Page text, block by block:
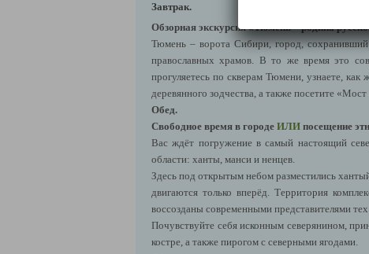
Завтрак.
Обзорная экскурсия «Тюмень – родина
Тюмень – ворота Сибири, город, сохранивший
православных храмов. В то же время это
прогуляетесь по скверам Тюмени, узнаете,
деревянного зодчества, а также посетите
Обед.
Свободное время в городе ИЛИ посещение
Вас ждёт погружение в самый настоящий
области: ханты, манси и ненцев.
Здесь под открытым небом разместились
двигаются только вперёд. Территория
воссозданы современными представителями
Почувствуйте себя исконным северянином,
костре, а также пирогом с северными ягодами.